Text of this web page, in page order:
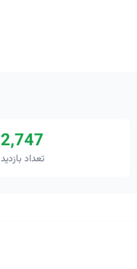
2,747
تعداد بازدید